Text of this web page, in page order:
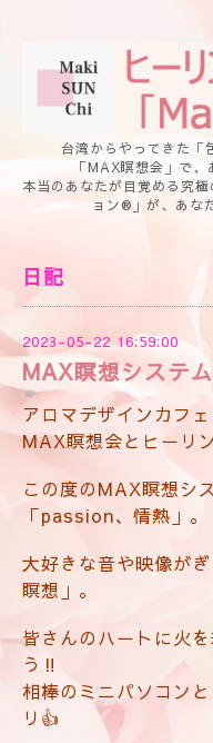
台湾からやってきた「
「MAX瞑想会」で
本当のあなたが目覚める究
ョン®」が、あな
日記
2023-05-22 16:59:00
MAX瞑想システ
アロマデザインカフ
MAX瞑想会とヒーリ
この度のMAX瞑想シ
「passion、情熱」。
大好きな音や映像が
瞑想」。
皆さんのハートに火
う‼️
相棒のミニパソコン
リ👍